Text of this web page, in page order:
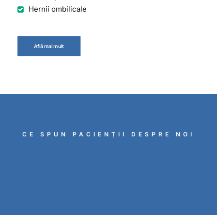
Hernii ombilicale
Află mai mult
CE SPUN PACIENȚII DESPRE NOI